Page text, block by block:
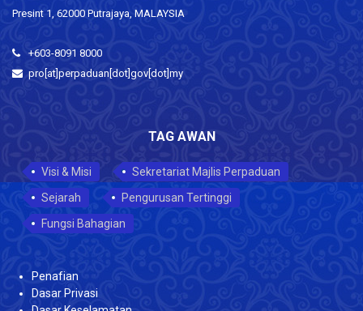
Presint 1, 62000 Putrajaya, MALAYSIA
+603-8091 8000
pro[at]perpaduan[dot]gov[dot]my
TAG AWAN
Visi & Misi
Sekretariat Majlis Perpaduan
Sejarah
Pengurusan Tertinggi
Fungsi Bahagian
Penafian
Dasar Privasi